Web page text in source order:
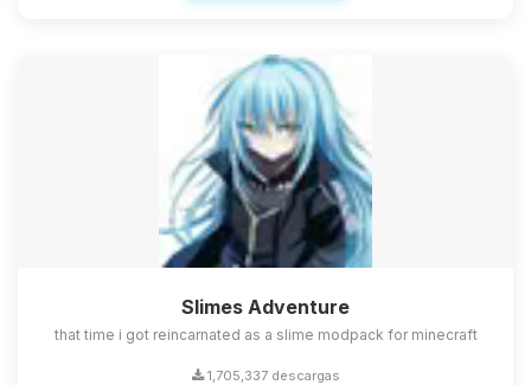
Slimes Adventure
that time i got reincarnated as a slime modpack for minecraft
1,705,337 descargas